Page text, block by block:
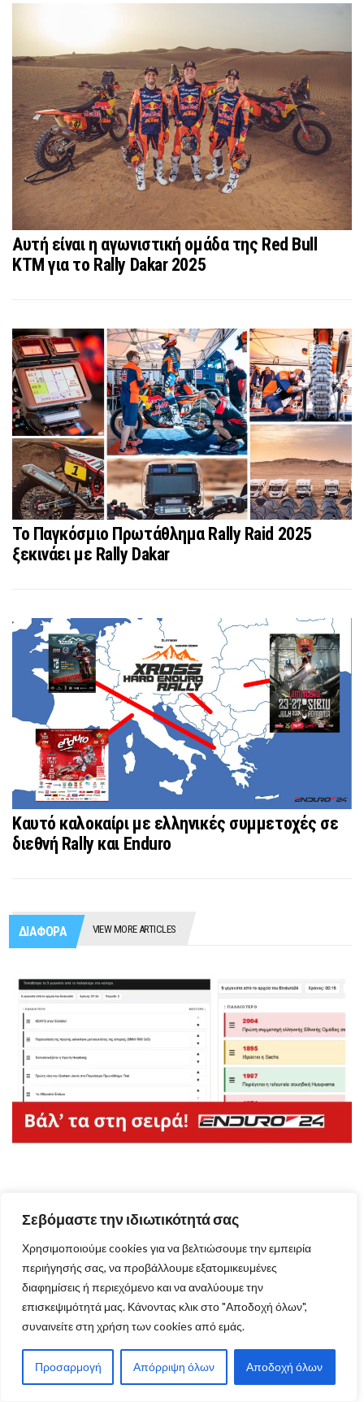
Σεβόμαστε την ιδιωτικότητά σας
Χρησιμοποιούμε cookies για να βελτιώσουμε την εμπειρία
περιήγησής σας, να προβάλλουμε εξατομικευμένες
διαφημίσεις ή περιεχόμενο και να αναλύουμε την
επισκεψιμότητά μας. Κάνοντας κλικ στο "Αποδοχή όλων",
συναινείτε στη χρήση των cookies από εμάς.
Προσαρμογή Απόρριψη όλων Αποδοχή όλων
Αυτή είναι η αγωνιστική ομάδα της Red Bull
KTM για το Rally Dakar 2025
Το Παγκόσμιο Πρωτάθλημα Rally Raid 2025
ξεκινάει με Rally Dakar
Καυτό καλοκαίρι με ελληνικές συμμετοχές σε
διεθνή Rally και Enduro
ΔΙΑΦΟΡΑ VIEW MORE ARTICLES
Βάλ’ τα στη σειρά! – Νέο παιχνίδι Enduro24